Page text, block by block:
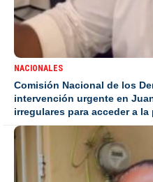
NACIONALES
Comisión Nacional de los
intervención urgente en
irregulares para acceder a la